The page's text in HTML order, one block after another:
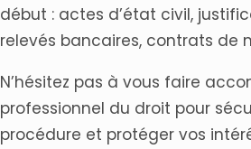
début : actes d’état civil,
relevés bancaires, contrats de
N’hésitez pas à vous faire
professionnel du droit pour
procédure et protéger vos